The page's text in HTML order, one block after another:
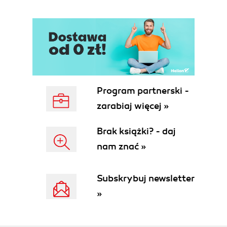
Features
Applications
Functional Capabilities and Products
Summary
3. Platform Data Concepts
Basic Technical Architecture of an RDBMS
Tables and Rows
RecordTypes
Triggers and Flows
Files
Remote Data Queries
Program partnerski -
zarabiaj więcej »
Brak książki? - daj
nam znać »
Subskrybuj newsletter
»